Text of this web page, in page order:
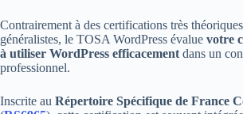
Contrairement à des certifications très
généralistes, le TOSA WordPress évalue votre
à utiliser WordPress efficacement dans un
professionnel.
Inscrite au Répertoire Spécifique de France